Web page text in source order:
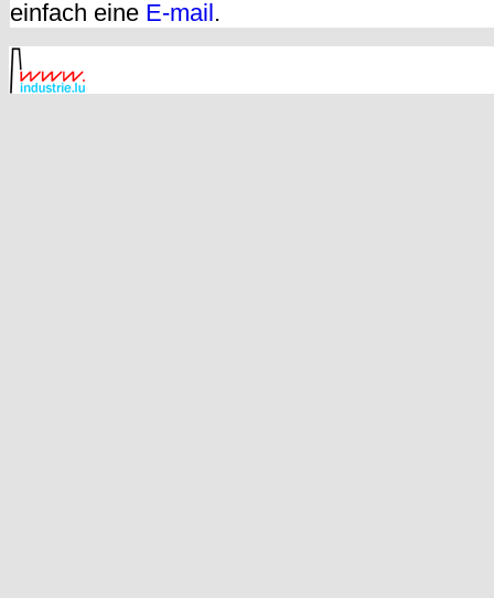
einfach eine E-mail .